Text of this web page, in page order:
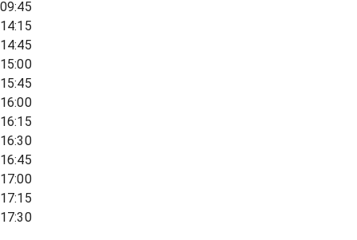
09:45
14:15
14:45
15:00
15:45
16:00
16:15
16:30
16:45
17:00
17:15
17:30